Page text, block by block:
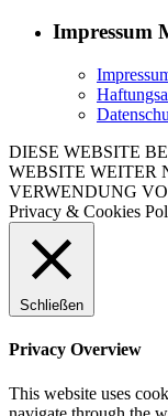
Impressum
DIESE WEBSITE
WEBSITE WEITER
VERWENDUNG
Privacy & Cookies
Schließen
Privacy Overview
This website uses